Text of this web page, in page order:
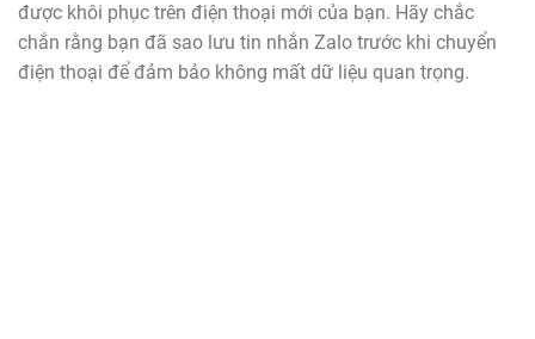
được khôi phục trên điện thoại mới của bạn. Hãy chắc
chắn rằng bạn đã sao lưu tin nhắn Zalo trước khi chuyển
điện thoại để đảm bảo không mất dữ liệu quan trọng.